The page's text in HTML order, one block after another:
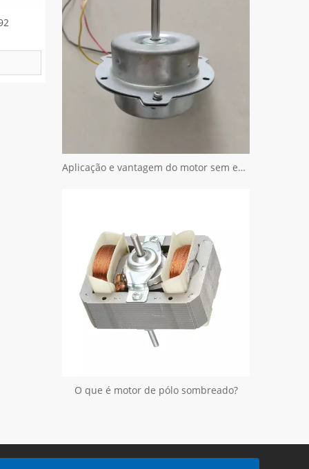
Aplicação e vantagem do motor sem escova
O que é motor de pólo sombreado?